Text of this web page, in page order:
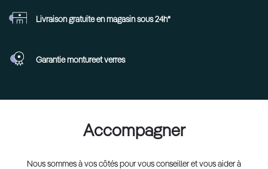
Livraison gratuite en magasin sous 24h*
Garantie montureet verres
Accompagner
Nous sommes à vos côtés pour vous conseiller et vous aider à